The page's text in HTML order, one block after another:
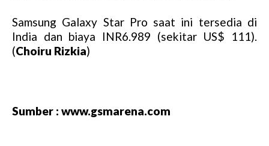
Samsung Galaxy Star Pro saat ini tersedia di
India dan biaya INR6.989 (sekitar US$ 111).
(Choiru Rizkia)
Sumber : www.gsmarena.com